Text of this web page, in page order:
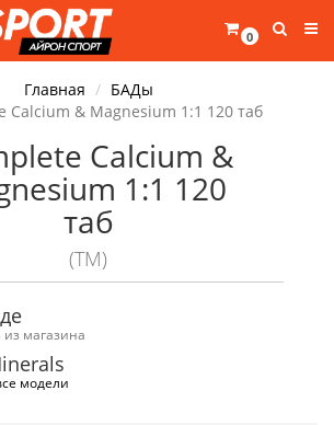
0
Главная
БАДы
Calcium & Magnesium 1:1 120 таб
Calcium &
1:1 120
таб
(TM)
магазина
модели